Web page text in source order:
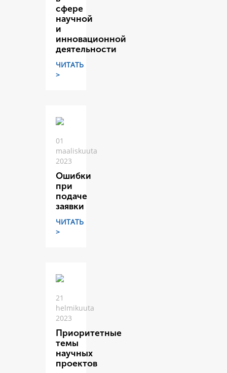
сфере
научной
и
инновационной
деятельности
ЧИТАТЬ
>
01
maaliskuuta
2023
Ошибки
при
подаче
заявки
ЧИТАТЬ
>
21
helmikuuta
2023
Приоритетные
темы
научных
проектов